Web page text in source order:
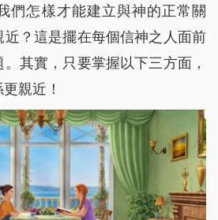
們怎樣才能建立與神的正常關
？這是擺在每個信神之人面前
其實，只要掌握以下三方面，
親近！